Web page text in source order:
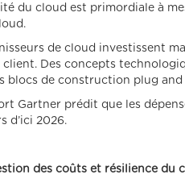
du cloud est primordiale à
de cloud investissent
client. Des concepts
blocs de construction plug
Gartner prédit que les
d’ici 2026.
des coûts et résilience du